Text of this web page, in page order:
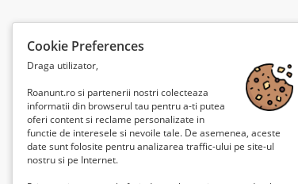
Cookie Preferences
Draga utilizator,
Roanunt.ro si partenerii nostri colecteaza
informatii din browserul tau pentru a-ti putea
oferi content si reclame personalizate in
functie de interesele si nevoile tale. De asemenea, aceste
date sunt folosite pentru analizarea traffic-ului pe site-ul
nostru si pe Internet.